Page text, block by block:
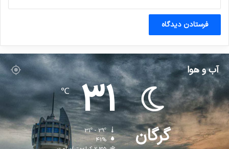
آب و هوا
گرگان
31
℃
31º - 29º
41%